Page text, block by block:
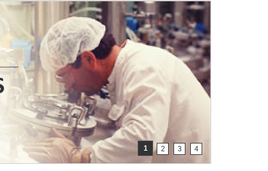
1 2 3 4